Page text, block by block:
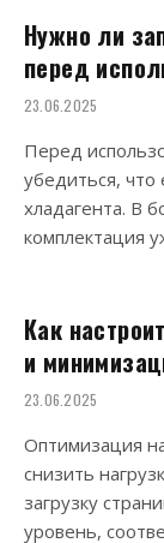
Нужно ли
перед
23.06.2025
Перед
убедиться, что
хладагента. В
комплектация
Как
и
23.06.2025
Оптимизация
снизить
загрузку
уровень,